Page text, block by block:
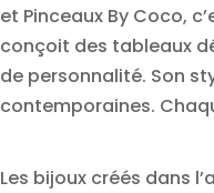
et Pinceaux By Coco,
conçoit des tableaux
de personnalité. Son
contemporaines.
Les bijoux créés dans